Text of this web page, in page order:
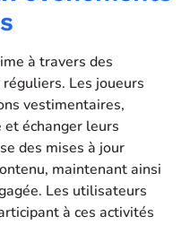
à travers des
Les joueurs
vestimentaires,
et échanger leurs
des mises à jour
maintenant ainsi
Les utilisateurs
à ces activités